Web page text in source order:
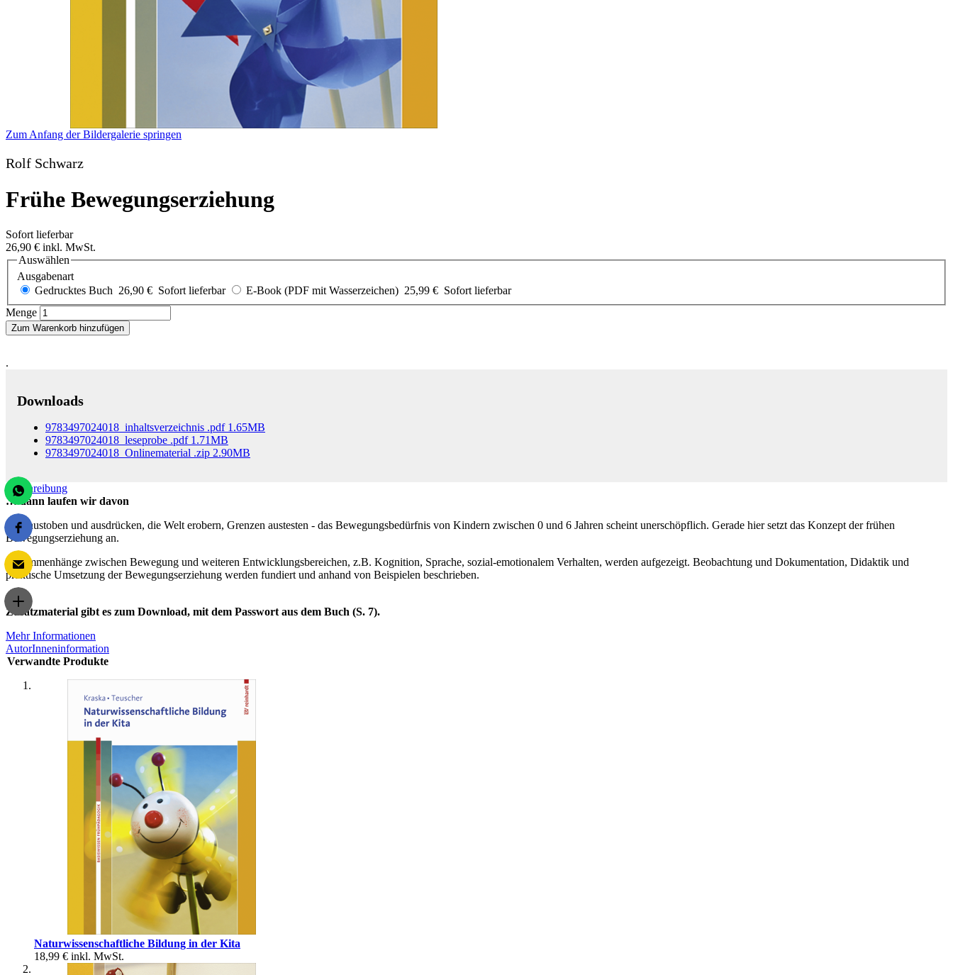
Zum Anfang der Bildergalerie springen
Rolf Schwarz
Frühe Bewegungserziehung
Sofort lieferbar
26,90 € inkl. MwSt.
Auswählen
Ausgabenart
Gedrucktes Buch 26,90 € Sofort lieferbar E-Book (PDF mit Wasserzeichen) 25,99 € Sofort lieferbar
Menge
Zum Warenkorb hinzufügen
.
Downloads
9783497024018_inhaltsverzeichnis .pdf 1.65MB
9783497024018_leseprobe .pdf 1.71MB
9783497024018_Onlinematerial .zip 2.90MB
Beschreibung
… dann laufen wir davon
Sich austoben und ausdrücken, die Welt erobern, Grenzen austesten - das Bewegungsbedürfnis von Kindern zwischen 0 und 6 Jahren scheint unerschöpflich. Gerade hier setzt das Konzept der frühen
Bewegungserziehung an.
Zusammenhänge zwischen Bewegung und weiteren Entwicklungsbereichen, z.B. Kognition, Sprache, sozial-emotionalem Verhalten, werden aufgezeigt. Beobachtung und Dokumentation, Didaktik und
praktische Umsetzung der Bewegungserziehung werden fundiert und anhand von Beispielen beschrieben.
Zusatzmaterial gibt es zum Download, mit dem Passwort aus dem Buch (S. 7).
Mehr Informationen
AutorInneninformation
Verwandte Produkte
Naturwissenschaftliche Bildung in der Kita
18,99 € inkl. MwSt.